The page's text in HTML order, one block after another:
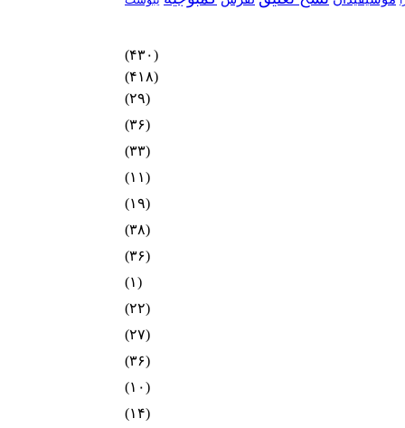
(۴۳۰)
(۴۱۸)
(۲۹)
(۳۶)
(۳۳)
(۱۱)
(۱۹)
(۳۸)
(۳۶)
(۱)
(۲۲)
(۲۷)
(۳۶)
(۱۰)
(۱۴)